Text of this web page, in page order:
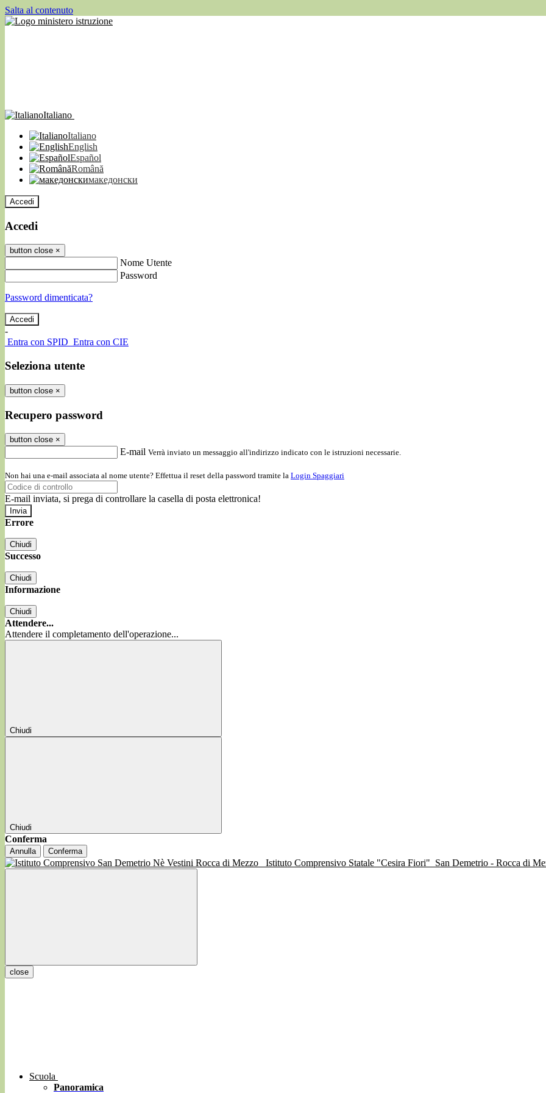
Salta al contenuto
Italiano
Italiano
English
Español
Română
македонски
Accedi
Accedi
button close ×
Nome Utente
Password
Password dimenticata?
-
Entra con SPID Entra con CIE
Seleziona utente
button close ×
Recupero password
button close ×
E-mail Verrà inviato un messaggio all'indirizzo indicato con le istruzioni necessarie.
Non hai una e-mail associata al nome utente? Effettua il reset della password tramite la Login Spaggiari
E-mail inviata, si prega di controllare la casella di posta elettronica!
Errore
Chiudi
Successo
Chiudi
Informazione
Chiudi
Attendere...
Attendere il completamento dell'operazione...
Chiudi
Chiudi
Conferma
Annulla Conferma
Istituto Comprensivo Statale "Cesira Fiori" San Demetrio - Rocca di
close
Scuola
Panoramica